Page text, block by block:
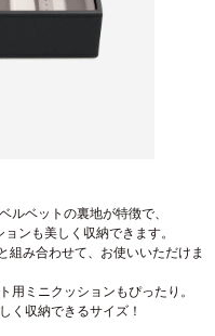
ルベットの裏地が特徴で、
ンも美しく収納できます。
組み合わせて、お使いいただけま
用ミニクッションもぴったり。
く収納できるサイズ！